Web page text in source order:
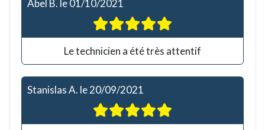
Abel B. le01/10/2021
Le technicien a été très attentif
Stanislas A. le20/09/2021